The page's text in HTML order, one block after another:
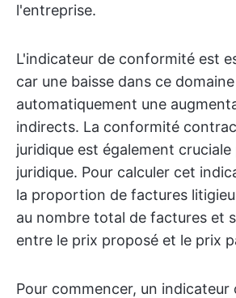
l'entreprise.
L'indicateur de conformité est
car une baisse dans ce
automatiquement une
indirects. La conformité
juridique est également
juridique. Pour calculer cet
la proportion de factures
au nombre total de factures et
entre le prix proposé et le prix
Pour commencer, un indicateur